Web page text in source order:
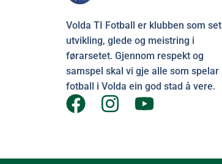
Volda TI Fotball er klubben som set
utvikling, glede og meistring i
førarsetet. Gjennom respekt og
samspel skal vi gje alle som spelar
fotball i Volda ein god stad å vere.